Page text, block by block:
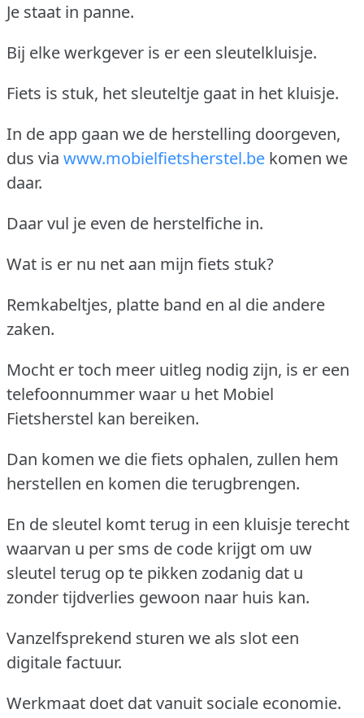
Je staat in panne.
Bij elke werkgever is er een sleutelkluisje.
Fiets is stuk, het sleuteltje gaat in het kluisje.
In de app gaan we de herstelling doorgeven,
dus via www.mobielfietsherstel.be komen we
daar.
Daar vul je even de herstelfiche in.
Wat is er nu net aan mijn fiets stuk?
Remkabeltjes, platte band en al die andere
zaken.
Mocht er toch meer uitleg nodig zijn, is er een
telefoonnummer waar u het Mobiel
Fietsherstel kan bereiken.
Dan komen we die fiets ophalen, zullen hem
herstellen en komen die terugbrengen.
En de sleutel komt terug in een kluisje terecht
waarvan u per sms de code krijgt om uw
sleutel terug op te pikken zodanig dat u
zonder tijdverlies gewoon naar huis kan.
Vanzelfsprekend sturen we als slot een
digitale factuur.
Werkmaat doet dat vanuit sociale economie.